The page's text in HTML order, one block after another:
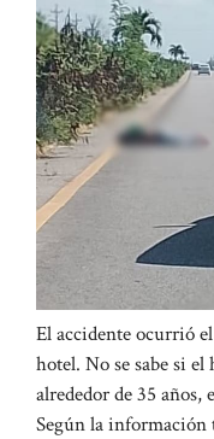
El accidente ocurrió
hotel. No se sabe si
alrededor de 35 años,
Según la información